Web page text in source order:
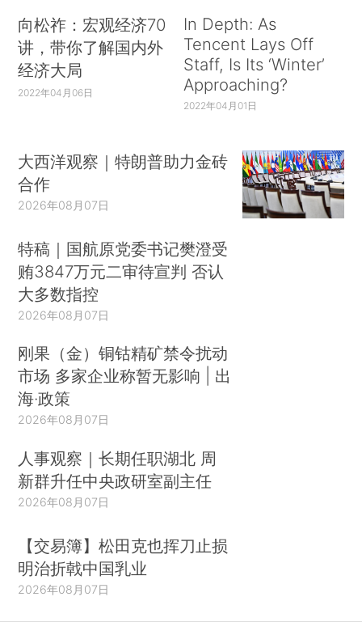
向松祚：宏观经济70
讲，带你了解国内外
经济大局
2022年04月06日
In Depth: As
Tencent Lays Off
Staff, Is Its ‘Winter’
Approaching?
2022年04月01日
大西洋观察｜特朗普助力金砖
合作
2026年08月07日
特稿｜国航原党委书记樊澄受
贿3847万元二审待宣判 否认
大多数指控
2026年08月07日
刚果（金）铜钴精矿禁令扰动
市场 多家企业称暂无影响 | 出
海·政策
2026年08月07日
人事观察｜长期任职湖北 周
新群升任中央政研室副主任
2026年08月07日
【交易簿】松田克也挥刀止损
明治折戟中国乳业
2026年08月07日